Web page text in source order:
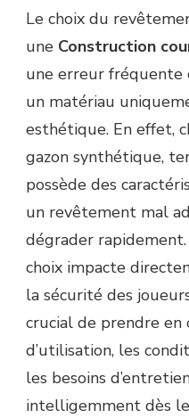
Le choix du
une Construction
une erreur fréquente
un matériau
esthétique. En effet,
gazon synthétique,
possède des
un revêtement mal
dégrader
choix impacte
la sécurité des
crucial de prendre en
d’utilisation, les
les besoins
intelligemment dès